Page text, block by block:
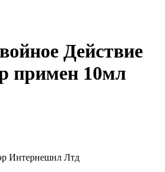
Действие
примен 10мл
Интернешнл Лтд